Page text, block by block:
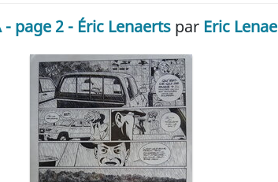
page 2 - Éric Lenaerts par Eric